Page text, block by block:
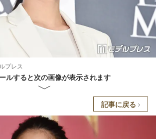
プレス
ルすると次の画像が表示されます
記事に戻る